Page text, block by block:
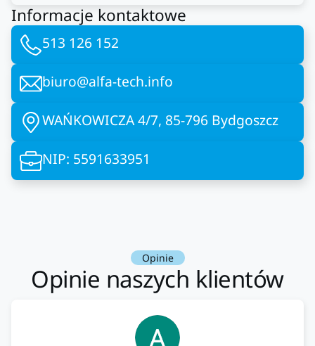
Informacje kontaktowe
513 126 152
biuro@alfa-tech.info
WAŃKOWICZA 4/7, 85-796 Bydgoszcz
NIP: 5591633951
Opinie
Opinie naszych klientów